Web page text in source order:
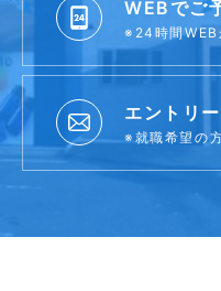
WEBでご
※24時間WEB
エントリ
※就職希望の